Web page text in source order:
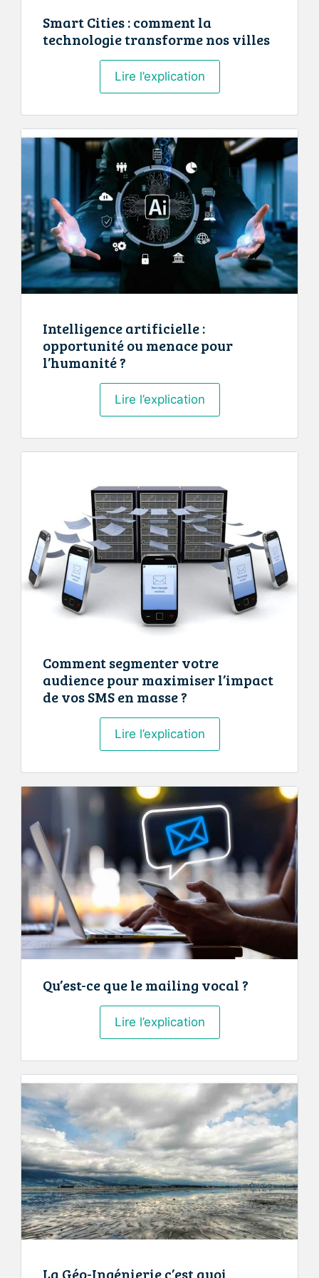
Smart Cities : comment la
technologie transforme nos villes
Lire l’explicationSmart
Cities
:
comment
technologie
transforme
nos
villes
Intelligence artificielle :
opportunité ou menace pour
l’humanité ?
Lire l’explicationIntelligence
artificielle
opportunité
menace
pour
l’humanité
?
Comment segmenter votre
audience pour maximiser l’impact
de vos SMS en masse ?
Lire l’explicationComment
segmenter
audience
pour
maximiser
l’impact
de
vos
SMS
en
masse
?
Qu’est-ce que le mailing vocal ?
Lire l’explicationQu’est-
ce
que
le
mailing
vocal
?
La Géo-Ingénierie c’est quoi